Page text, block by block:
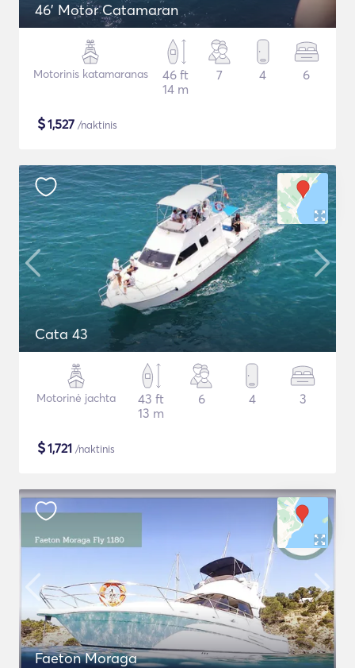
46' Motor Catamaran
Motorinis katamaranas
46 ft
14 m
7 4 6
$1,527 /naktinis
Cata 43
Motorinė jachta
43 ft
13 m
6 4 3
$1,721 /naktinis
Faeton Moraga